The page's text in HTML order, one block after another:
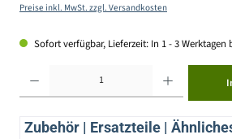
Preise inkl. MwSt. zzgl. Versandkosten
Sofort verfügbar, Lieferzeit: In 1 - 3 Werktagen
Zubehör | Ersatzteile |